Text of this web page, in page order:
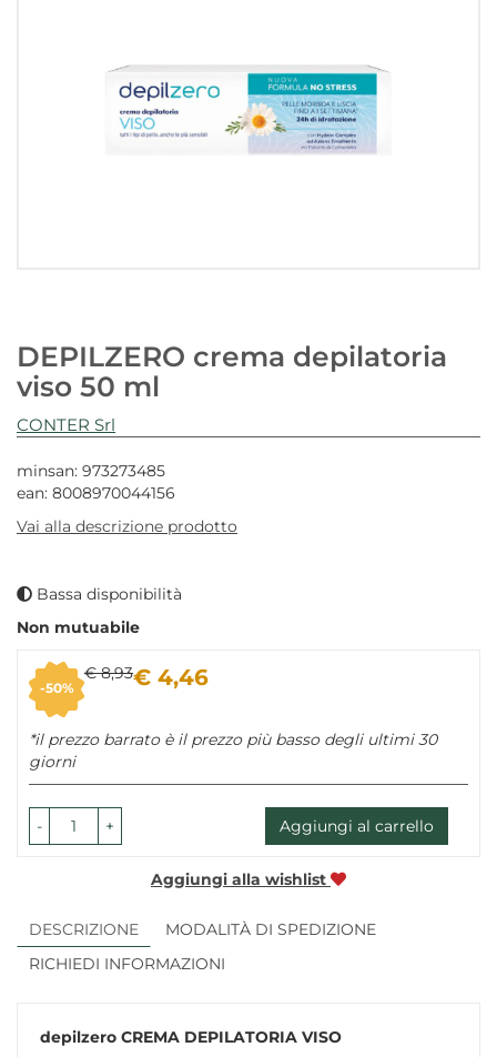
DEPILZERO crema depilatoria
viso 50 ml
CONTER Srl
minsan: 973273485
ean: 8008970044156
Vai alla descrizione prodotto
Bassa disponibilità
Non mutuabile
Sconto
del50%
€ 8,93Prezzo
scontato
€ 4,46
*il prezzo barrato è il prezzo più basso degli ultimi 30
giorni
- + Aggiungi al carrello
Aggiungi alla wishlist
DESCRIZIONE
MODALITÀ DI SPEDIZIONE
RICHIEDI INFORMAZIONI
depilzero CREMA DEPILATORIA VISO